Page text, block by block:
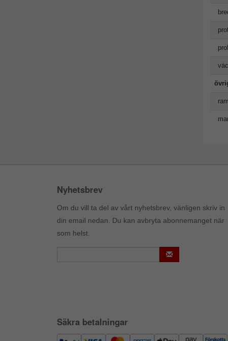
Nyhetsbrev
Om du vill ta del av vårt nyhetsbrev, vänligen skriv in
din email nedan. Du kan avbryta abonnemanget när
som helst.
Säkra betalningar